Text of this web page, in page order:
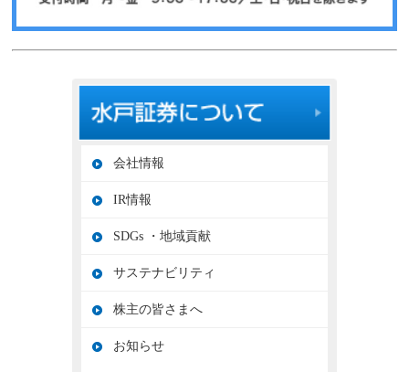
会社情報
IR情報
SDGs ・地域貢献
サステナビリティ
株主の皆さまへ
お知らせ